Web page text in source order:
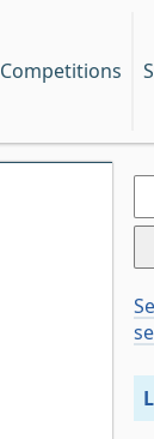
Competitions
Search
for: